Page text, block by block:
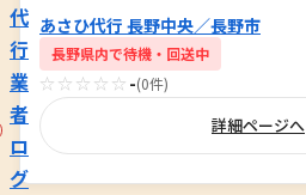
代
行
業
者
ロ
グ
あさひ代行 長野中央／長野市
長野県内で待機・回送中
☆☆☆☆☆ -(0件)
詳細ページへ